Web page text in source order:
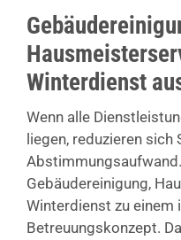
Winterdienst
Wenn alle
liegen, reduzieren sich
Gebäudereinigung,
Winterdienst zu einem
Betreuungskonzept.